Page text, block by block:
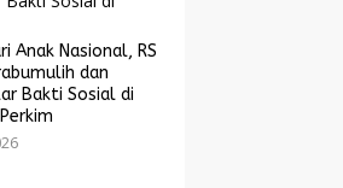
Anak Nasional, RS
dan
Bakti Sosial di